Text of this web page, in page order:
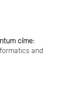
címe
and